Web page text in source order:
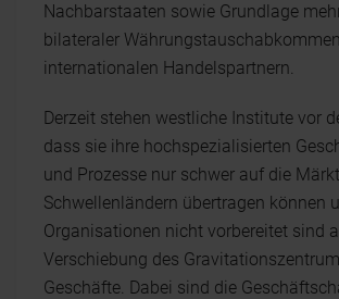
Nachbarstaaten sowie Grundlage
bilateraler
internationalen Handelspartnern.
Derzeit stehen westliche Institute vor
dass sie ihre hochspezialisierten
und Prozesse nur schwer auf die
Schwellenländern übertragen können
Organisationen nicht vorbereitet sind
Verschiebung des
Geschäfte. Dabei sind die